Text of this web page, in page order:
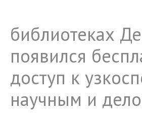
библиотеках
появился
доступ к
научным и